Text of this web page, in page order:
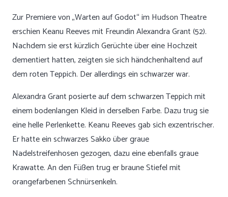
Zur Premiere von „Warten auf Godot“ im Hudson Theatre
erschien Keanu Reeves mit Freundin Alexandra Grant (52).
Nachdem sie erst kürzlich Gerüchte über eine Hochzeit
dementiert hatten, zeigten sie sich händchenhaltend auf
dem roten Teppich. Der allerdings ein schwarzer war.
Alexandra Grant posierte auf dem schwarzen Teppich mit
einem bodenlangen Kleid in derselben Farbe. Dazu trug sie
eine helle Perlenkette. Keanu Reeves gab sich exzentrischer.
Er hatte ein schwarzes Sakko über graue
Nadelstreifenhosen gezogen, dazu eine ebenfalls graue
Krawatte. An den Füßen trug er braune Stiefel mit
orangefarbenen Schnürsenkeln.